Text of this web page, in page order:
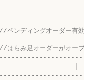
//ペンディングオーダー有効
//はらみ足オーダーがオープ
|